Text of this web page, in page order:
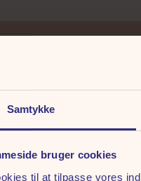
Samtykke
bruger cookies
til at tilpasse vores
Info
og leveringsbetingelser